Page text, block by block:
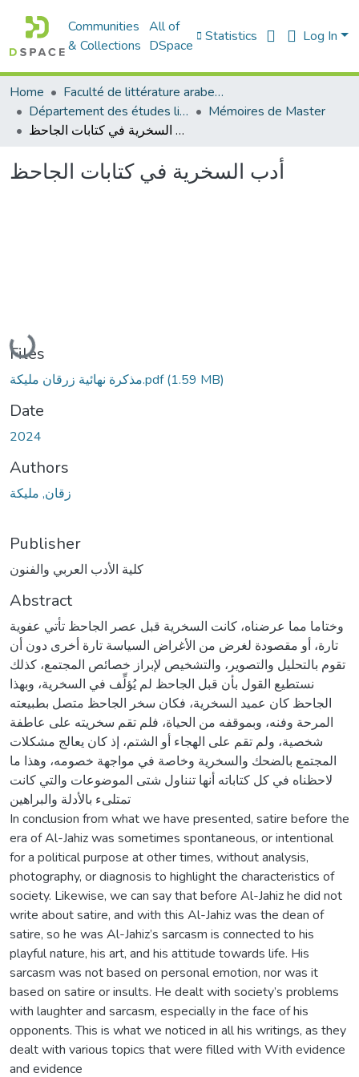
Communities
& Collections
All of
DSpace
Statistics Log In
Home
Faculté de littérature arabe et des arts
Département des études littéraires et critiques
Mémoires de Master
أدب السخرية في كتابات الجاحظ
أدب السخرية في كتابات الجاحظ
Loading...
Files
مذكرة نهائية زرقان مليكة.pdf(1.59 MB)
Date
2024
Authors
زقان, مليكة
Publisher
كلية الأدب العربي والفنون
Abstract
وختاما مما عرضناه، كانت السخرية قبل عصر الجاحظ تأتي عفوية
تارة، أو مقصودة لغرض من الأغراض السياسة تارة أخرى دون أن
تقوم بالتحليل والتصوير، والتشخيص لإبراز خصائص المجتمع، كذلك
نستطيع القول بأن قبل الجاحظ لم يُؤلِّف في السخرية، وبهذا
الجاحظ كان عميد السخرية، فكان سخر الجاحظ متصل بطبيعته
المرحة وفنه، وبموقفه من الحياة، فلم تقم سخريته على عاطفة
شخصية، ولم تقم على الهجاء أو الشتم، إذ كان يعالج مشكلات
المجتمع بالضحك والسخرية وخاصة في مواجهة خصومه، وهذا ما
لاحظناه في كل كتاباته أنها تنناول شتى الموضوعات والتي كانت
تمتلىء بالأدلة والبراهين
In conclusion from what we have presented, satire before the
era of Al-Jahiz was sometimes spontaneous, or intentional
for a political purpose at other times, without analysis,
photography, or diagnosis to highlight the characteristics of
society. Likewise, we can say that before Al-Jahiz he did not
write about satire, and with this Al-Jahiz was the dean of
satire, so he was Al-Jahiz’s sarcasm is connected to his
playful nature, his art, and his attitude towards life. His
sarcasm was not based on personal emotion, nor was it
based on satire or insults. He dealt with society’s problems
with laughter and sarcasm, especially in the face of his
opponents. This is what we noticed in all his writings, as they
dealt with various topics that were filled with With evidence
and evidence